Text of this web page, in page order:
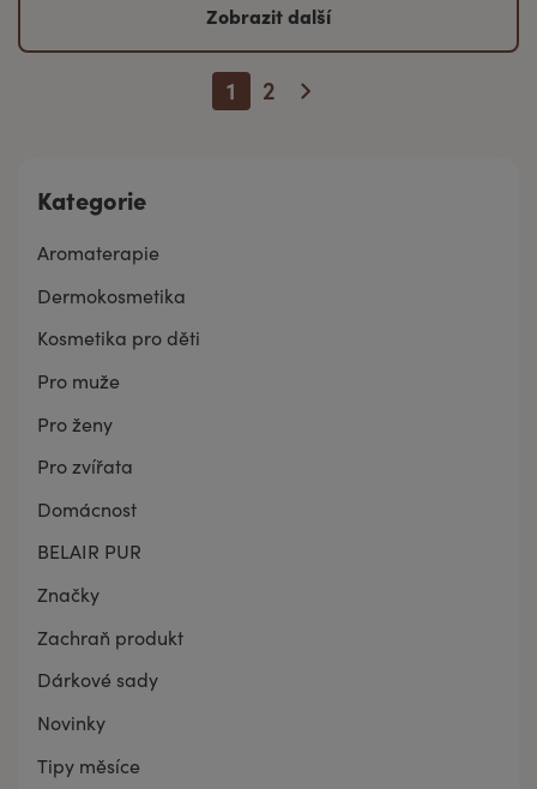
Zobrazit další
1 2
Kategorie
Aromaterapie
Dermokosmetika
Kosmetika pro děti
Pro muže
Pro ženy
Pro zvířata
Domácnost
BELAIR PUR
Značky
Zachraň produkt
Dárkové sady
Novinky
Tipy měsíce